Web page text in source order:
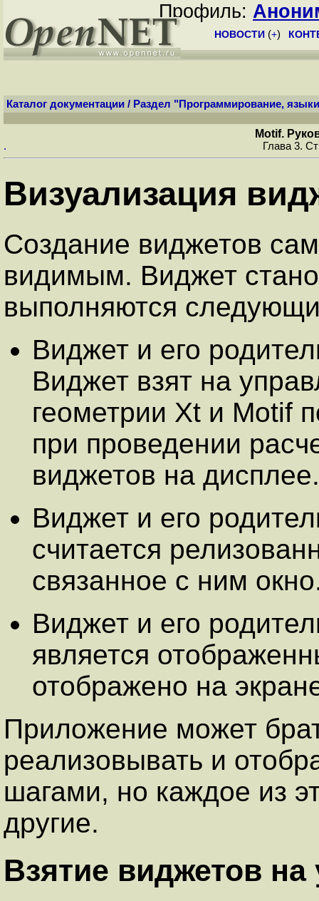
Профиль:
НОВОСТИ (+)
Каталог документации / Раздел "Программирование,
Motif.
. Глава 3.
Визуализация
Создание виджетов
видимым. Виджет
выполняются
Виджет и его
Виджет взят на
геометрии Xt и Motif
при проведении
виджетов на дисплее.
Виджет и его
считается
связанное с ним
Виджет и его
является
отображено на
Приложение может
реализовывать и
шагами, но каждое из
другие.
Взятие виджетов на